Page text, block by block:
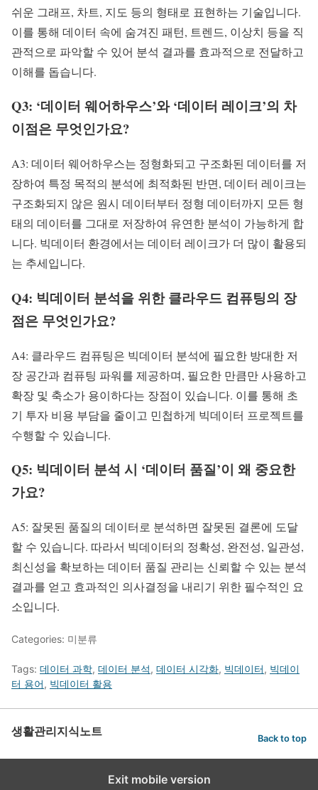
쉬운 그래프, 차트, 지도 등의 형태로 표현하는 기술입니다.
이를 통해 데이터 속에 숨겨진 패턴, 트렌드, 이상치 등을 직
관적으로 파악할 수 있어 분석 결과를 효과적으로 전달하고
이해를 돕습니다.
Q3: ‘데이터 웨어하우스’와 ‘데이터 레이크’의 차
이점은 무엇인가요?
A3: 데이터 웨어하우스는 정형화되고 구조화된 데이터를 저
장하여 특정 목적의 분석에 최적화된 반면, 데이터 레이크는
구조화되지 않은 원시 데이터부터 정형 데이터까지 모든 형
태의 데이터를 그대로 저장하여 유연한 분석이 가능하게 합
니다. 빅데이터 환경에서는 데이터 레이크가 더 많이 활용되
는 추세입니다.
Q4: 빅데이터 분석을 위한 클라우드 컴퓨팅의 장
점은 무엇인가요?
A4: 클라우드 컴퓨팅은 빅데이터 분석에 필요한 방대한 저
장 공간과 컴퓨팅 파워를 제공하며, 필요한 만큼만 사용하고
확장 및 축소가 용이하다는 장점이 있습니다. 이를 통해 초
기 투자 비용 부담을 줄이고 민첩하게 빅데이터 프로젝트를
수행할 수 있습니다.
Q5: 빅데이터 분석 시 ‘데이터 품질’이 왜 중요한
가요?
A5: 잘못된 품질의 데이터로 분석하면 잘못된 결론에 도달
할 수 있습니다. 따라서 빅데이터의 정확성, 완전성, 일관성,
최신성을 확보하는 데이터 품질 관리는 신뢰할 수 있는 분석
결과를 얻고 효과적인 의사결정을 내리기 위한 필수적인 요
소입니다.
Categories: 미분류
Tags: 데이터 과학, 데이터 분석, 데이터 시각화, 빅데이터, 빅데이
터 용어, 빅데이터 활용
생활관리지식노트 Back to top
Exit mobile version